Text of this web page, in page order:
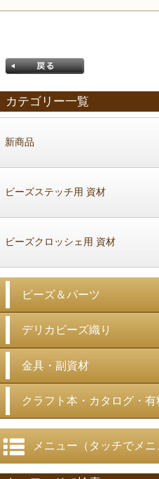
カテゴリー一覧
新商品
ビーズステッチ用 資材
ビーズクロッシェ用 資材
ビーズ＆パーツ
デリカビーズ織り
金具・副資材
クラフト本・カタログ・
メニュー（タッチでメニ